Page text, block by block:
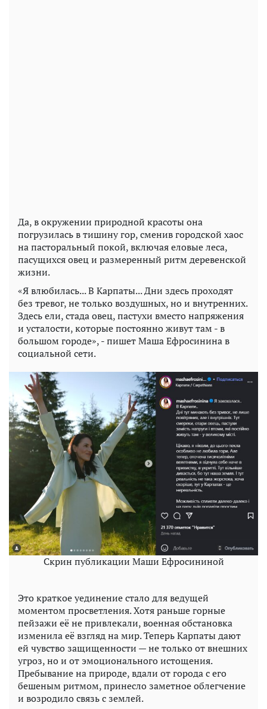
Да, в окружении природной красоты она
погрузилась в тишину гор, сменив городской хаос
на пасторальный покой, включая еловые леса,
пасущихся овец и размеренный ритм деревенской
жизни.
«Я влюбилась... В Карпаты... Дни здесь проходят
без тревог, не только воздушных, но и внутренних.
Здесь ели, стада овец, пастухи вместо напряжения
и усталости, которые постоянно живут там - в
большом городе», - пишет Маша Ефросинина в
социальной сети.
Скрин публикации Маши Ефросининой
Это краткое уединение стало для ведущей
моментом просветления. Хотя раньше горные
пейзажи её не привлекали, военная обстановка
изменила её взгляд на мир. Теперь Карпаты дают
ей чувство защищенности — не только от внешних
угроз, но и от эмоционального истощения.
Пребывание на природе, вдали от города с его
бешеным ритмом, принесло заметное облегчение
и возродило связь с землей.